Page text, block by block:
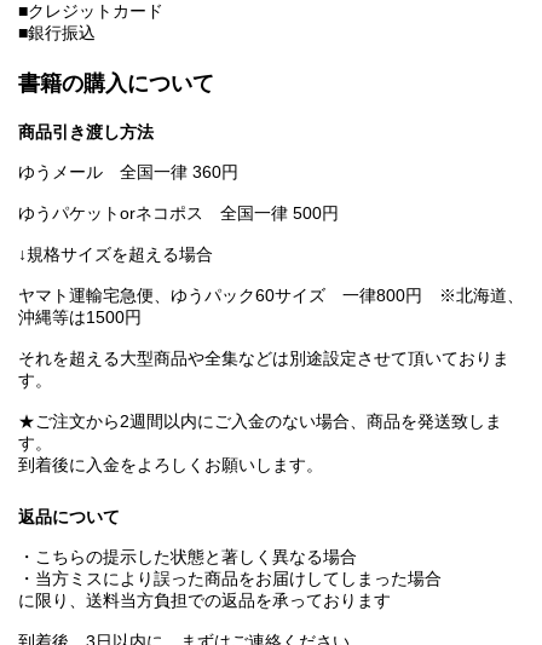
■クレジットカード
■銀行振込
書籍の購入について
商品引き渡し方法
ゆうメール 全国一律 360円
ゆうパケットorネコポス 全国一律 500円
↓規格サイズを超える場合
ヤマト運輸宅急便、ゆうパック60サイズ 一律800円 ※北海道、
沖縄等は1500円
それを超える大型商品や全集などは別途設定させて頂いておりま
す。
★ご注文から2週間以内にご入金のない場合、商品を発送致しま
す。
到着後に入金をよろしくお願いします。
返品について
・こちらの提示した状態と著しく異なる場合
・当方ミスにより誤った商品をお届けしてしまった場合
に限り、送料当方負担での返品を承っております